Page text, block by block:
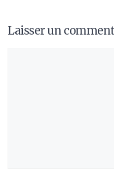
Laisser un